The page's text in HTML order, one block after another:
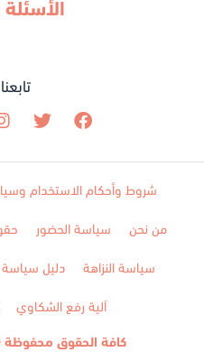
شروط وأحكام الاستخدام
من نحن سياسة الحضور
سياسة النزاهة دليل سياسة
اَلية رفع الشكاوي
كافة الحقوق محفوظة © 2025 منصة